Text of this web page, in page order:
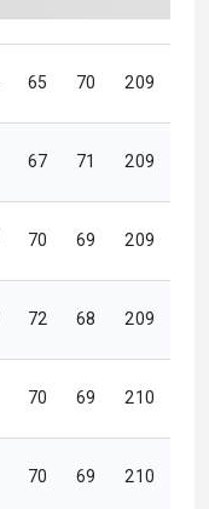
65 70 209
67 71 209
70 69 209
72 68 209
70 69 210
70 69 210